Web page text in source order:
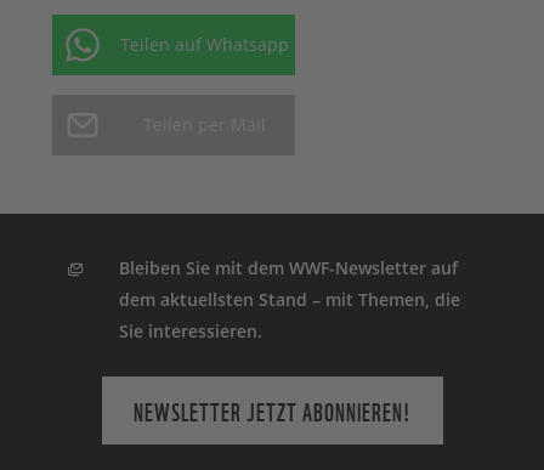
Aufteilung der Ausgaben im Geschäftsjahr
2023/2024 © WWF
Teilen auf Whatsapp
Bleiben Sie mit dem WWF-Newsletter auf
dem aktuellsten Stand – mit Themen, die
Sie interessieren.
NEWSLETTER JETZT ABONNIEREN!